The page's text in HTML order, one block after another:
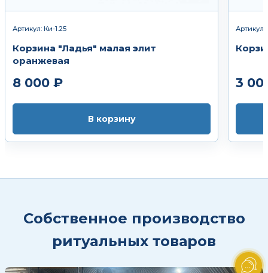
Артикул: Ки-1.25
Корзина "Ладья" малая элит
оранжевая
8 000 ₽
В корзину
Артикул:
3
Собственное производство
ритуальных товаров